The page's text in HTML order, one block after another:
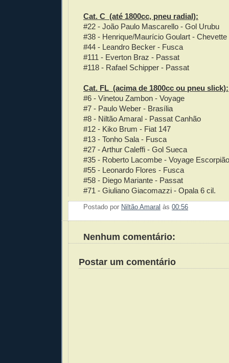
Cat. C (até 1800cc, pneu radial):
#22 - João Paulo Mascarello - Gol Urubu
#38 - Henrique/Maurício Goulart - Chevette
#44 - Leandro Becker - Fusca
#111 - Everton Braz - Passat
#118 - Rafael Schipper - Passat
Cat. FL (acima de 1800cc ou pneu slick):
#6 - Vinetou Zambon - Voyage
#7 - Paulo Weber - Brasília
#8 - Niltão Amaral - Passat Canhão
#12 - Kiko Brum - Fiat 147
#13 - Tonho Sala - Fusca
#27 - Arthur Caleffi - Gol Sueca
#35 - Roberto Lacombe - Voyage Escorpião
#55 - Leonardo Flores - Fusca
#58 - Diego Mariante - Passat
#71 - Giuliano Giacomazzi - Opala 6 cil.
Postado por Niltão Amaral às 00:56
Nenhum comentário:
Postar um comentário